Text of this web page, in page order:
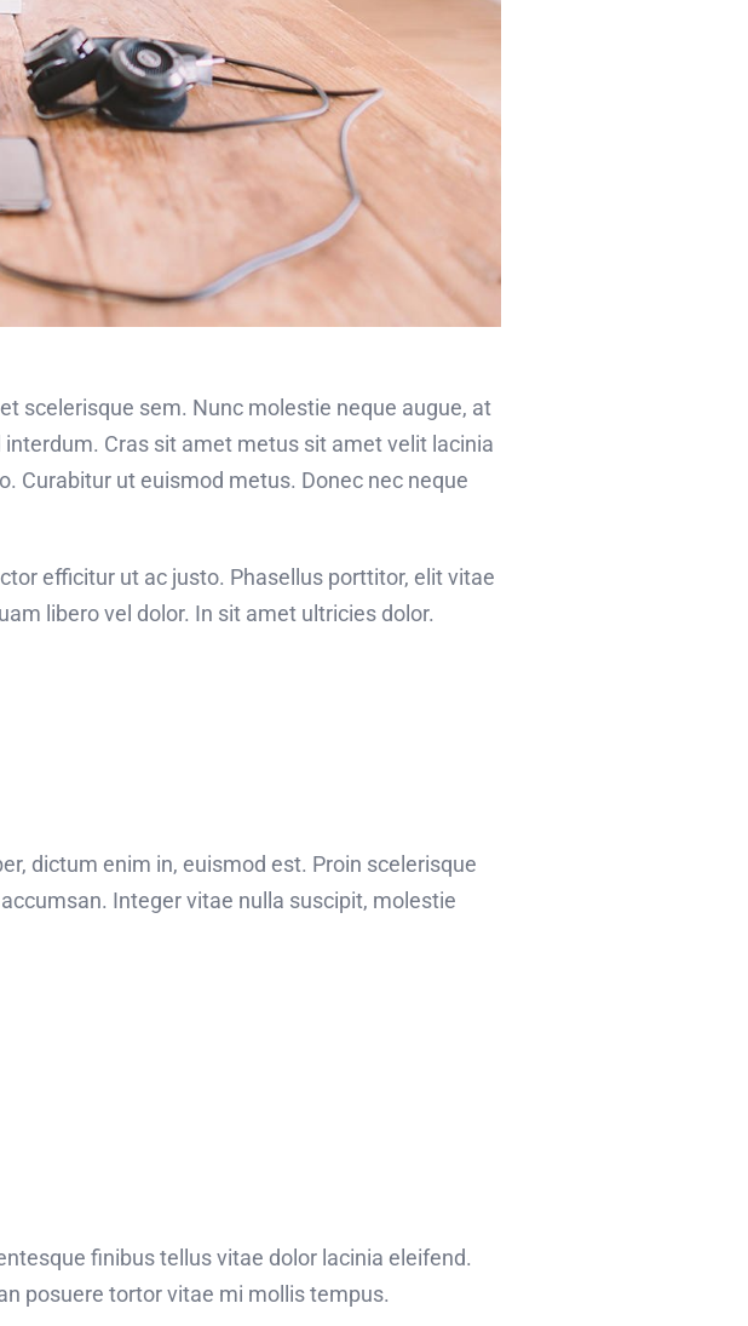
scelerisque sem. Nunc molestie neque augue, at
Cras sit amet metus sit amet velit lacinia
Curabitur ut euismod metus. Donec nec neque
efficitur ut ac justo. Phasellus porttitor, elit vitae
libero vel dolor. In sit amet ultricies dolor.
dictum enim in, euismod est. Proin scelerisque
Integer vitae nulla suscipit, molestie
finibus tellus vitae dolor lacinia eleifend.
posuere tortor vitae mi mollis tempus.